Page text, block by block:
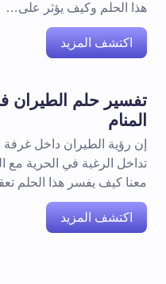
هذا الحلم وكيف يؤثر على…
اكتشف المزيد
تفسير حلم
المنام
إن رؤية الطيران داخل
تداخل الرغبة في الحرية مع
معنا كيف يفسر هذا الحلم
اكتشف المزيد